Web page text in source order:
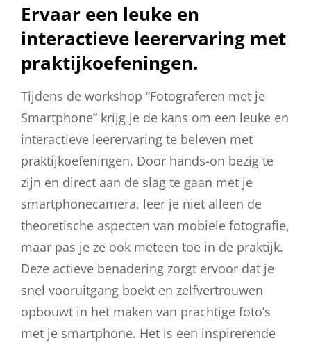
Ervaar een leuke en
interactieve leerervaring met
praktijkoefeningen.
Tijdens de workshop “Fotograferen met je
Smartphone” krijg je de kans om een leuke en
interactieve leerervaring te beleven met
praktijkoefeningen. Door hands-on bezig te
zijn en direct aan de slag te gaan met je
smartphonecamera, leer je niet alleen de
theoretische aspecten van mobiele fotografie,
maar pas je ze ook meteen toe in de praktijk.
Deze actieve benadering zorgt ervoor dat je
snel vooruitgang boekt en zelfvertrouwen
opbouwt in het maken van prachtige foto’s
met je smartphone. Het is een inspirerende